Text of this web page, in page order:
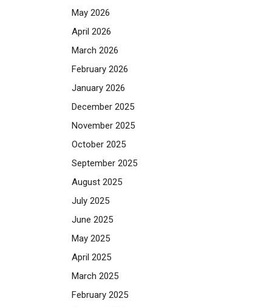
May 2026
April 2026
March 2026
February 2026
January 2026
December 2025
November 2025
October 2025
September 2025
August 2025
July 2025
June 2025
May 2025
April 2025
March 2025
February 2025